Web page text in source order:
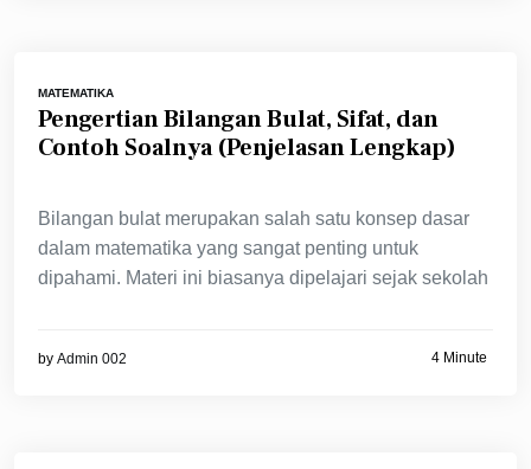
MATEMATIKA
Pengertian Bilangan Bulat, Sifat, dan
Contoh Soalnya (Penjelasan Lengkap)
Bilangan bulat merupakan salah satu konsep dasar
dalam matematika yang sangat penting untuk
dipahami. Materi ini biasanya dipelajari sejak sekolah
by Admin 002 4 Minute